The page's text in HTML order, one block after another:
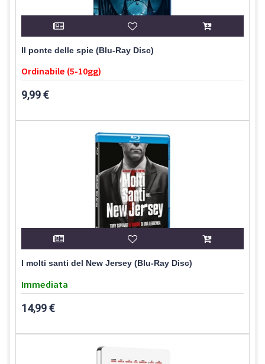
Il ponte delle spie (Blu-Ray Disc)
Ordinabile (5-10gg)
9,99 €
I molti santi del New Jersey (Blu-Ray Disc)
Immediata
14,99 €